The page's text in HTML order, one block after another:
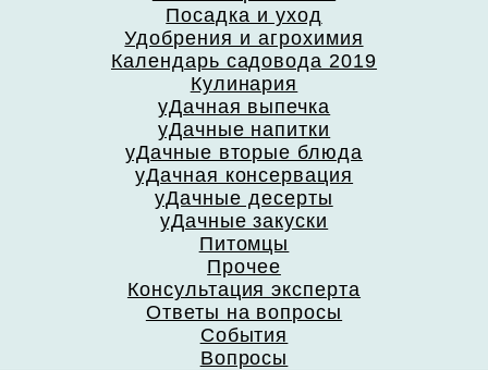
Посадка и уход
Удобрения и агрохимия
Календарь садовода 2019
Кулинария
уДачная выпечка
уДачные напитки
уДачные вторые блюда
уДачная консервация
уДачные десерты
уДачные закуски
Питомцы
Прочее
Консультация эксперта
Ответы на вопросы
События
Вопросы